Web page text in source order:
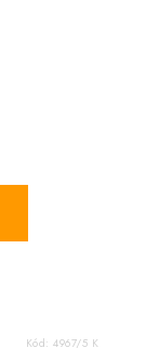
Kód: 4967/5 K